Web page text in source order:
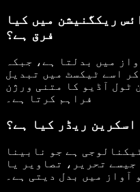
ریکگنیشن میں کیا
فرق ہے؟
میں بدلتا ہے، جبکہ
اسے ٹیکسٹ میں تبدیل
ٹول آڈیو کا متنی ورژن
فراہم کرتا ہے۔
اسکرین ریڈر کیا ہے؟
ہے جو نابینا
تحریر، تصاویر یا
آواز میں بدل دیتی ہے۔